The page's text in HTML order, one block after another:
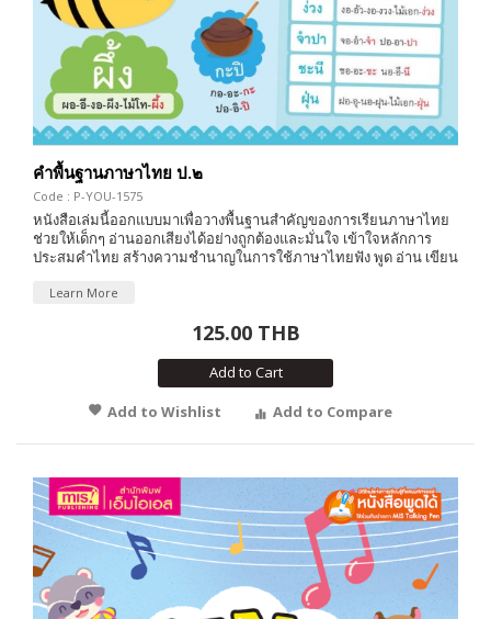
คำพื้นฐานภาษาไทย ป.๒
Code : P-YOU-1575
หนังสือเล่มนี้ออกแบบมาเพื่อวางพื้นฐานสำคัญของการเรียนภาษาไทย
ช่วยให้เด็กๆ อ่านออกเสียงได้อย่างถูกต้องและมั่นใจ เข้าใจหลักการ
ประสมคำไทย สร้างความชำนาญในการใช้ภาษาไทยฟัง พูด อ่าน เขียน
Learn More
125.00 THB
Add to Cart
Add to Wishlist
Add to Compare